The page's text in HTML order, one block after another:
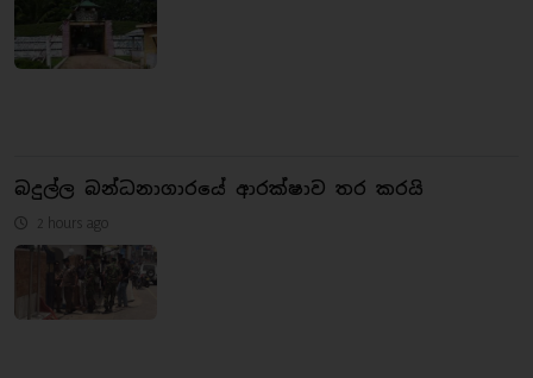
බදුල්ල බන්ධනාගාරයේ ආරක්ෂාව තර කරයි
2 hours ago